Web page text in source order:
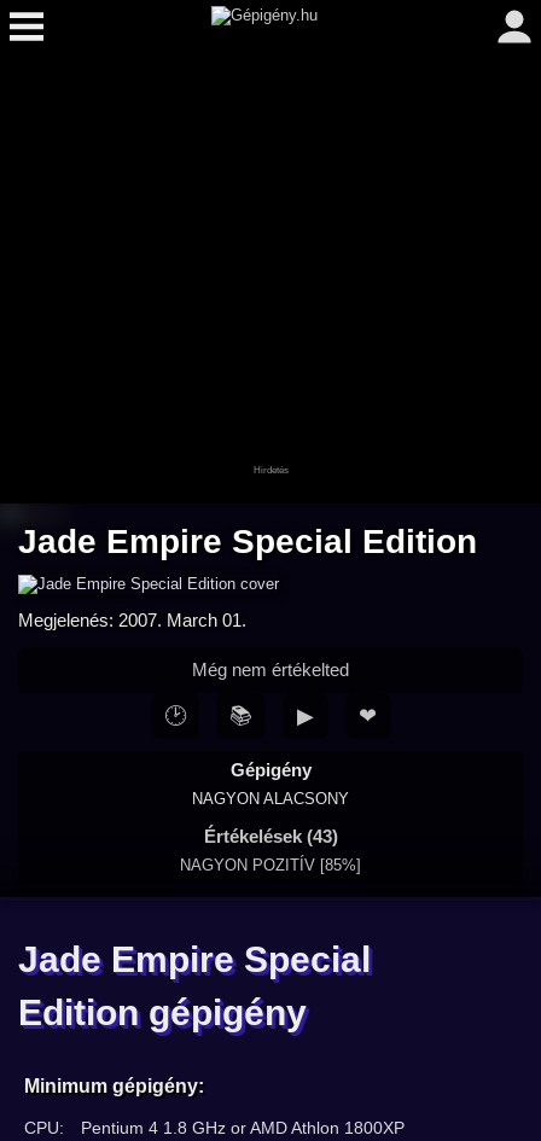
Jade Empire Special Edition
Megjelenés: 2007. March 01.
Gépigény
NAGYON ALACSONY
Értékelések (43)
NAGYON POZITÍV [85%]
Még nem értékelted
🕑 📚 ▶ ❤
Jade Empire Special
Edition gépigény
Minimum gépigény:
CPU:
Pentium 4 1.8 GHz or AMD Athlon 1800XP